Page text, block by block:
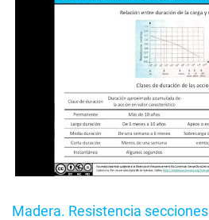
Madera. Resistencia secciones